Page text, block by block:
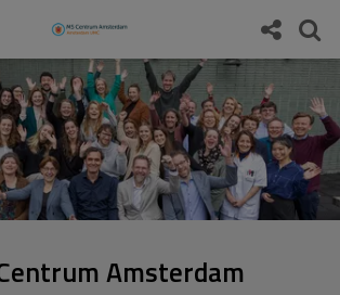
Amsterdam